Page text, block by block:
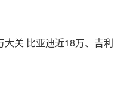
关 比亚迪近18万、吉利